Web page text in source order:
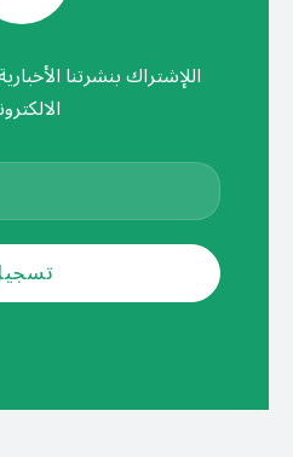
اللإشتراك بنشرتنا